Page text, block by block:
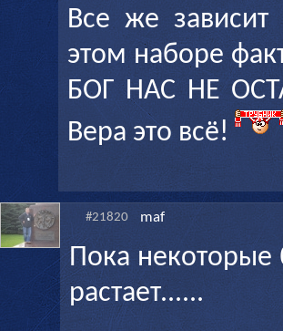
Все же
этом наборе
БОГ НАС НЕ
Вера это всё!
#21820 maf
Пока некоторые
растает......